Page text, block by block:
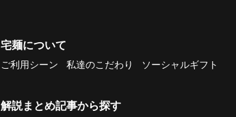
宅麺について
ご利用シーン 私達のこだわり ソーシャルギフト
解説まとめ記事から探す